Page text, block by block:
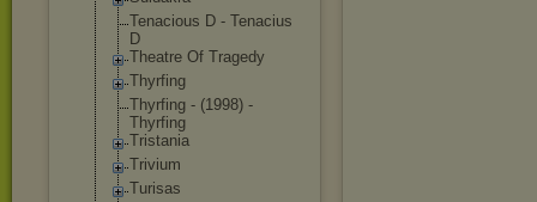
Tenacious D - Tenacius
D
Theatre Of Tragedy
Thyrfing
Thyrfing - (1998) -
Thyrfing
Tristania
Trivium
Turisas